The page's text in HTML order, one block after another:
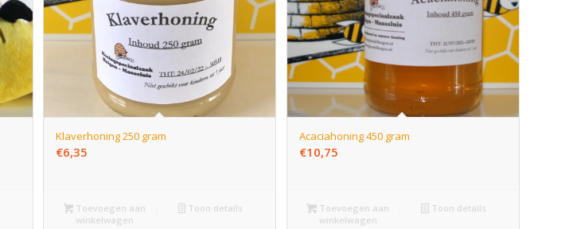
Klaverhoning 250 gram
€6,35
Toevoegen aan
winkelwagen
Toon details
Acaciahoning 450 gram
€10,75
Toevoegen aan
winkelwagen
Toon details